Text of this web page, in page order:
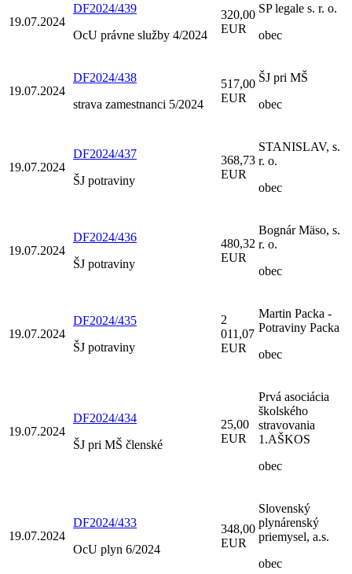
19.07.2024
DF2024/439
OcU právne služby 4/2024
320,00
EUR
SP legale s. r. o.
obec
19.07.2024
DF2024/438
strava zamestnanci 5/2024
517,00
EUR
ŠJ pri MŠ
obec
19.07.2024
DF2024/437
ŠJ potraviny
368,73
EUR
STANISLAV, s.
r. o.
obec
19.07.2024
DF2024/436
ŠJ potraviny
480,32
EUR
Bognár Mäso, s.
r. o.
obec
19.07.2024
DF2024/435
ŠJ potraviny
2
011,07
EUR
Martin Packa -
Potraviny Packa
obec
19.07.2024
DF2024/434
ŠJ pri MŠ členské
25,00
EUR
Prvá asociácia
školského
stravovania
1.AŠKOS
obec
19.07.2024
DF2024/433
OcU plyn 6/2024
348,00
EUR
Slovenský
plynárenský
priemysel, a.s.
obec